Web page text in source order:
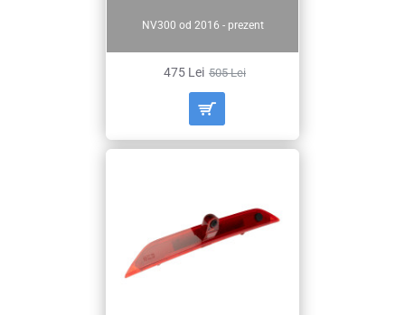
NV300 od 2016 - prezent
475 Lei 505 Lei